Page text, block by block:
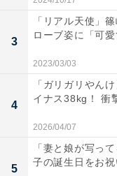
3
「リアル天使」
ローブ姿に「可
2023/03/03
4
「ガリガリやん
イナス38kg！ 衝
2026/04/07
5
「妻と娘が写っ
子の誕生日をお